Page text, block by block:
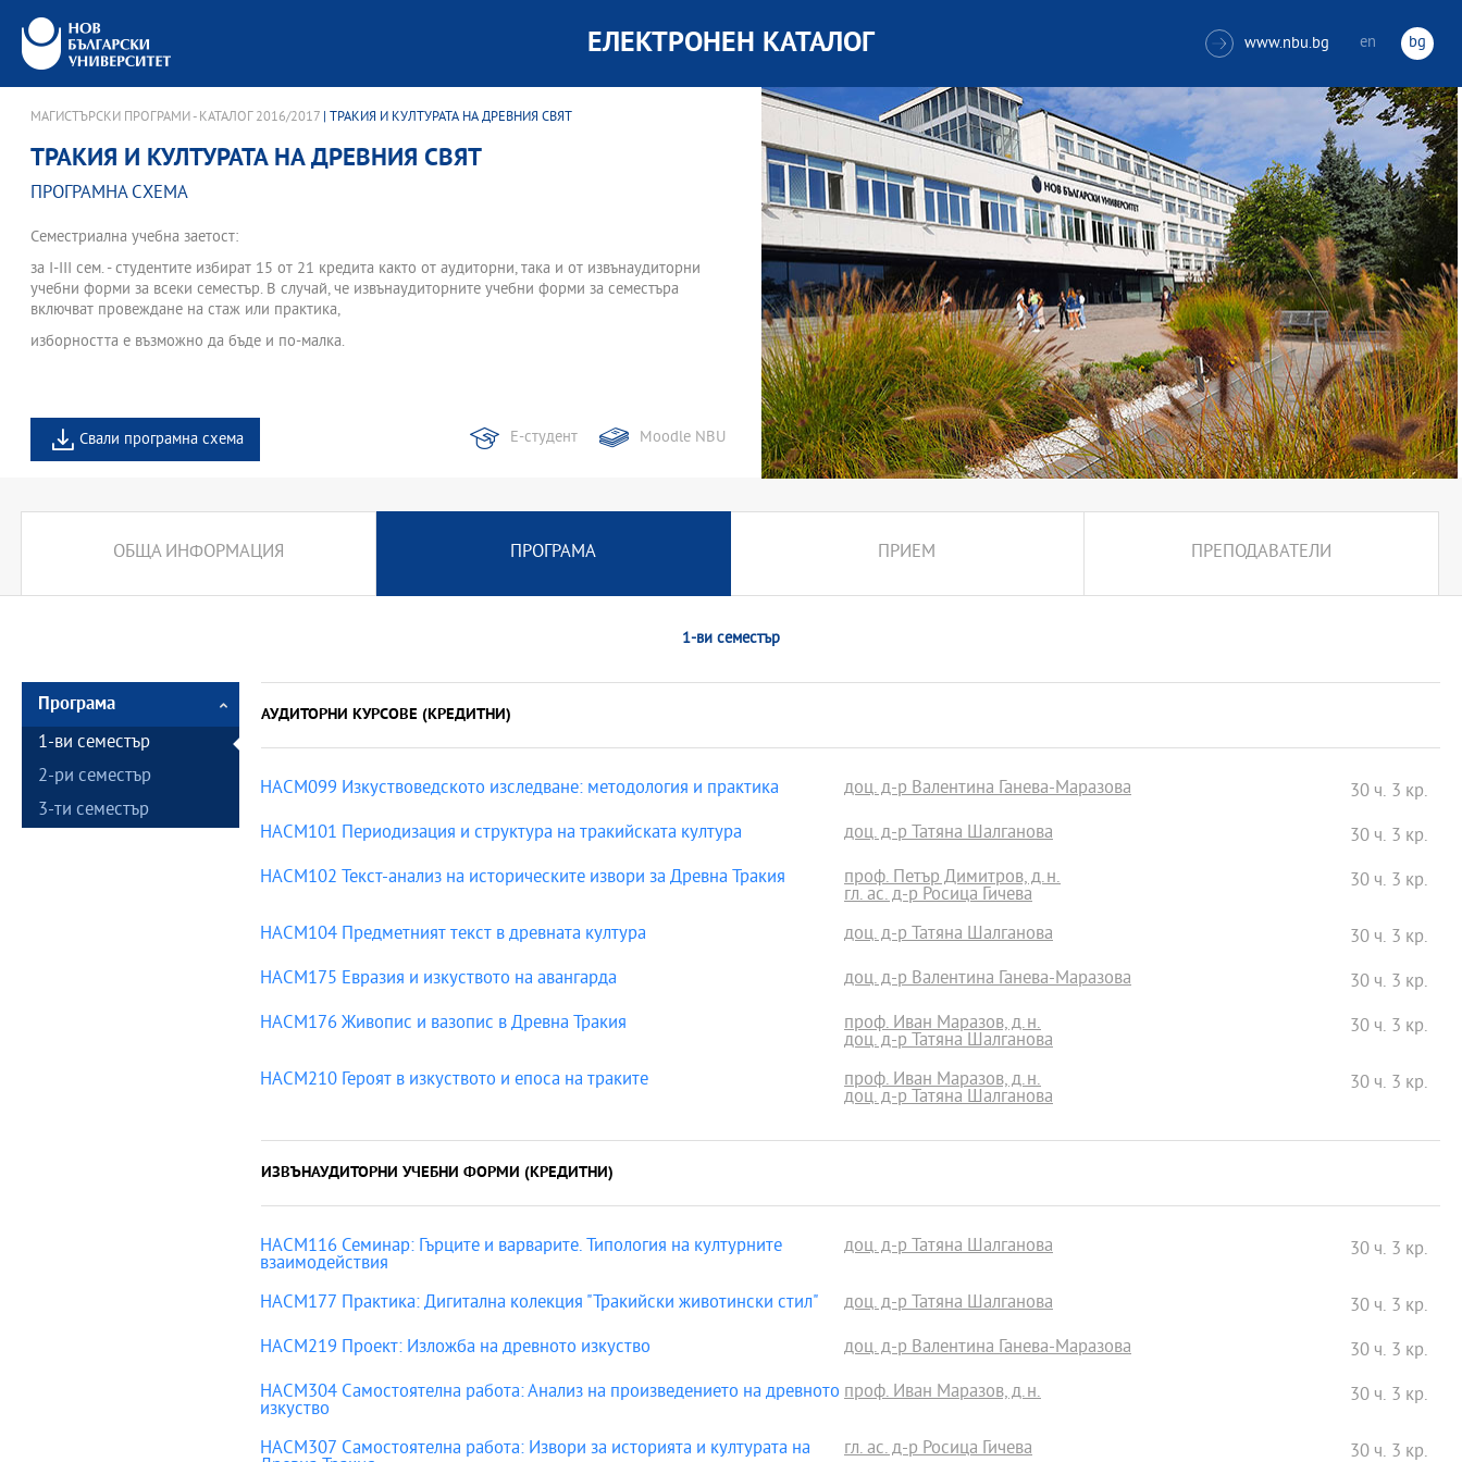
ЕЛЕКТРОНЕН КАТАЛОГ  www.nbu.bg en bg
МАГИСТЪРСКИ ПРОГРАМИ - КАТАЛОГ 2016/2017 | ТРАКИЯ И КУЛТУРАТА НА ДРЕВНИЯ СВЯТ
ТРАКИЯ И КУЛТУРАТА НА ДРЕВНИЯ СВЯТ
ПРОГРАМНА СХЕМА
Семестриална учебна заетост:
за І-III сем. - студентите избират 15 от 21 кредита както от аудиторни, така и от извънаудиторни
учебни форми за всеки семестър. В случай, че извънаудиторните учебни форми за семестъра
включват провеждане на стаж или практика,
изборността е възможно да бъде и по-малка.
Свали програмна схема Е-студент Moodle NBU
ОБЩА ИНФОРМАЦИЯ ПРОГРАМА ПРИЕМ ПРЕПОДАВАТЕЛИ
1-ви семестър
Програма
1-ви семестър
2-ри семестър
3-ти семестър
АУДИТОРНИ КУРСОВЕ (КРЕДИТНИ)
HACM099 Изкуствоведското изследване: методология и практика доц. д-р Валентина Ганева-Маразова
30 ч. 3 кр.
HACM101 Периодизация и структура на тракийската култура
доц. д-р Татяна Шалганова
30 ч. 3 кр.
HACM102 Текст-анализ на историческите извори за Древна Тракия
проф. Петър Димитров, д.н.
гл. ас. д-р Росица Гичева
30 ч. 3 кр.
HACM104 Предметният текст в древната култура доц. д-р Татяна Шалганова
30 ч. 3 кр.
HACM175 Евразия и изкуството на авангарда
доц. д-р Валентина Ганева-Маразова
30 ч. 3 кр.
HACM176 Живопис и вазопис в Древна Тракия
проф. Иван Маразов, д.н.
доц. д-р Татяна Шалганова
30 ч. 3 кр.
HACM210 Героят в изкуството и епоса на траките проф. Иван Маразов, д.н.
доц. д-р Татяна Шалганова
30 ч. 3 кр.
ИЗВЪНАУДИТОРНИ УЧЕБНИ ФОРМИ (КРЕДИТНИ)
HACM116 Семинар: Гърците и варварите. Типология на културните
взаимодействия
доц. д-р Татяна Шалганова 30 ч. 3 кр.
HACM177 Практика: Дигитална колекция "Тракийски животински стил" доц. д-р Татяна Шалганова
30 ч. 3 кр.
HACM219 Проект: Изложба на древното изкуство
доц. д-р Валентина Ганева-Маразова
30 ч. 3 кр.
HACM304 Самостоятелна работа: Анализ на произведението на древното
изкуство
проф. Иван Маразов, д.н. 30 ч. 3 кр.
HACM307 Самостоятелна работа: Извори за историята и културата на гл. ас. д-р Росица Гичева 30 ч. 3 кр.